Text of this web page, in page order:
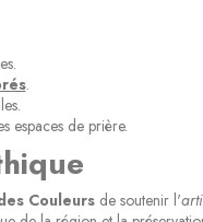
.
espaces de prière.
Couleursde soutenir l'